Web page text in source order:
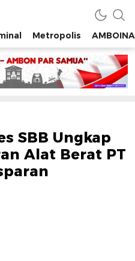
Metropolis AMBOINA
SBB Ungkap
Alat Berat PT